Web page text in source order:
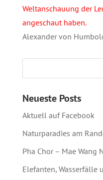
Weltanschauung der
angeschaut haben.
Alexander von
Neueste Posts
Aktuell auf Facebook
Naturparadies am
Pha Chor – Mae Wang
Elefanten, Wasserfälle